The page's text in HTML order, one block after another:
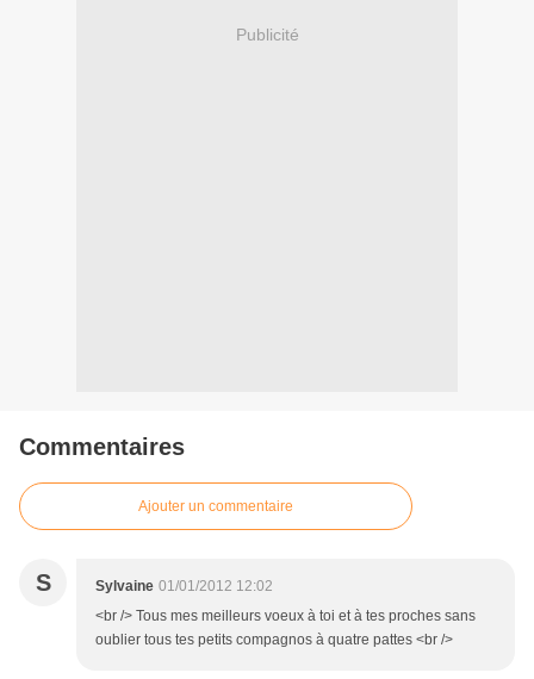
Publicité
Commentaires
Ajouter un commentaire
S Sylvaine 01/01/2012 12:02
<br /> Tous mes meilleurs voeux à toi et à tes proches sans
oublier tous tes petits compagnos à quatre pattes <br />